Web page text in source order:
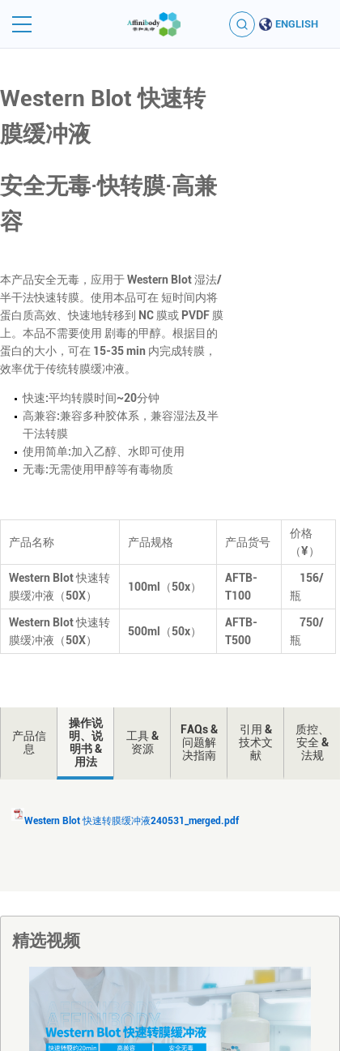
ENGLISH
Western Blot 快速转
膜缓冲液
安全无毒·快转膜·高兼
容
本产品安全无毒，应用于 Western Blot 湿法/
半干法快速转膜。使用本品可在 短时间内将
蛋白质高效、快速地转移到 NC 膜或 PVDF 膜
上。本品不需要使用 剧毒的甲醇。根据目的
蛋白的大小，可在 15-35 min 内完成转膜，
效率优于传统转膜缓冲液。
快速:平均转膜时间~20分钟
高兼容:兼容多种胶体系，兼容湿法及半
干法转膜
使用简单:加入乙醇、水即可使用
无毒:无需使用甲醇等有毒物质
产品名称 产品规格 产品货号
价格
（¥）
Western Blot 快速转
膜缓冲液（50X）
100ml（50x）
AFTB-
T100
156/
瓶
Western Blot 快速转
膜缓冲液（50X）
500ml（50x）
AFTB-
T500
750/
瓶
产品信
息
操作说
明、说
明书 &
用法
工具 &
资源
FAQs &
问题解
决指南
引用 &
技术文
献
质控、
安全 &
法规
Western Blot 快速转膜缓冲液240531_merged.pdf
精选视频